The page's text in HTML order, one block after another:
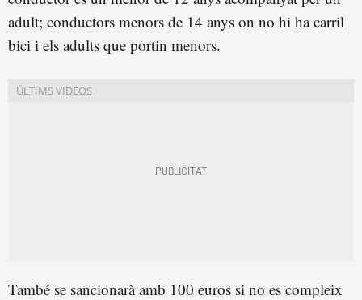
adult; conductors menors de 14 anys on no hi ha carril
bici i els adults que portin menors.
També se sancionarà amb 100 euros si no es compleix